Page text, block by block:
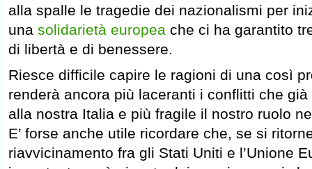
alla spalle le tragedie dei nazionalismi per
una solidarietà europea che ci ha garantito
di libertà e di benessere.
Riesce difficile capire le ragioni di una così
renderà ancora più laceranti i conflitti che
alla nostra Italia e più fragile il nostro ruolo
E’ forse anche utile ricordare che, se si
riavvicinamento fra gli Stati Uniti e l’Unione